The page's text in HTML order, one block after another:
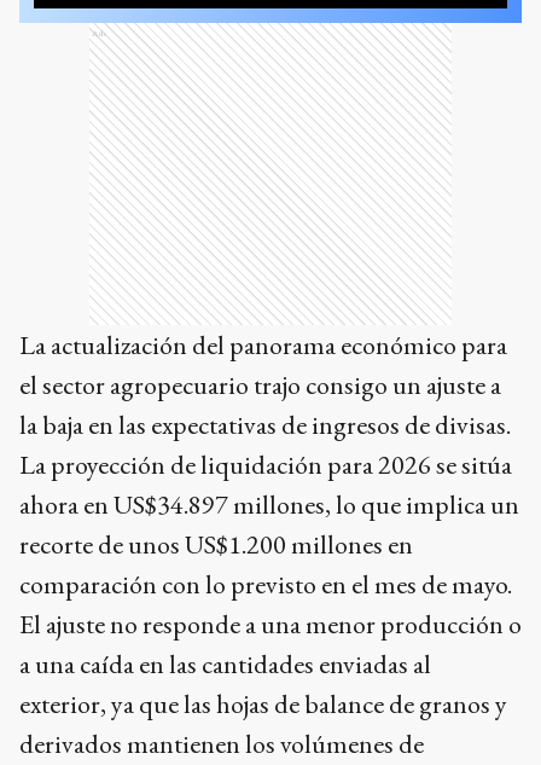
Ads
La actualización del panorama económico para
el sector agropecuario trajo consigo un ajuste a
la baja en las expectativas de ingresos de divisas.
La proyección de liquidación para 2026 se sitúa
ahora en US$34.897 millones, lo que implica un
recorte de unos US$1.200 millones en
comparación con lo previsto en el mes de mayo.
El ajuste no responde a una menor producción o
a una caída en las cantidades enviadas al
exterior, ya que las hojas de balance de granos y
derivados mantienen los volúmenes de